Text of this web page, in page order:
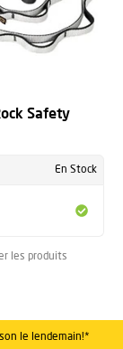
suffisamment
Safety
En Stock
les produits
le lendemain!*